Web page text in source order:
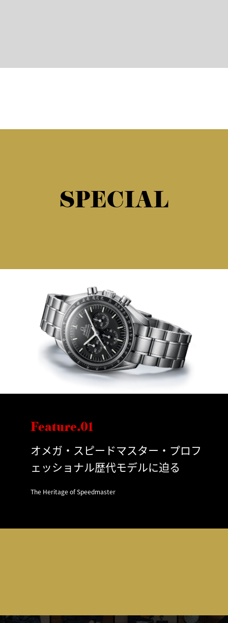
SPECIAL
Feature.01
オメガ・スピードマスター・プロフ
ェッショナル歴代モデルに迫る
The Heritage of Speedmaster